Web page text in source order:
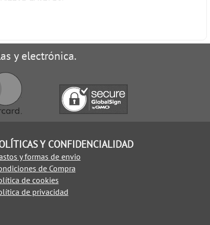
y electrónica.
Y CONFIDENCIALIDAD
y formas de envio
de Compra
de cookies
de privacidad